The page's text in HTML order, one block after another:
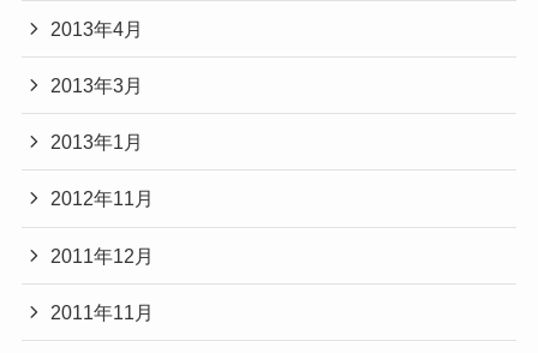
2013年4月
2013年3月
2013年1月
2012年11月
2011年12月
2011年11月